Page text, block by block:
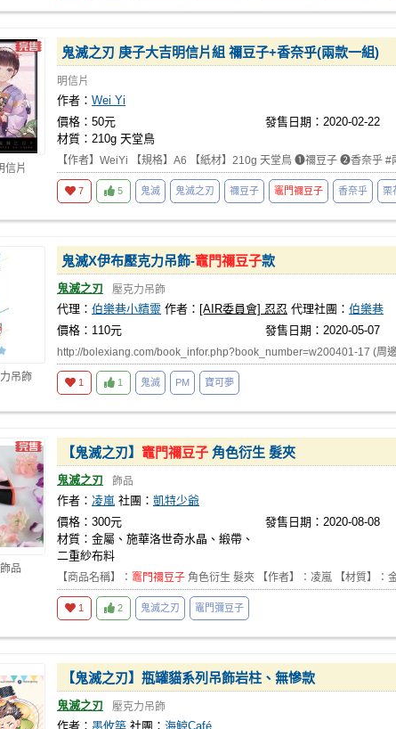
信片
鬼滅之刃 庚子大吉明信片組 禰豆子+香奈乎(兩款一組)
明信片
作者： Wei Yi
價格：50元
發售日期：2020-02-22
材質：210g 天堂鳥
【作者】WeiYi 【規格】A6 【紙材】210g 天堂鳥 ❶禰豆子 ❷香奈乎 #
7 5 鬼滅 鬼滅之刃 禰豆子 竈門禰豆子 香奈乎 栗
吊飾
鬼滅X伊布壓克力吊飾-竈門禰豆子款
鬼滅之刃 壓克力吊飾
代理： 伯樂巷小精靈 作者： [AIR委員會] 忍忍 代理社團： 伯樂巷
價格：110元
發售日期：2020-05-07
http://bolexiang.com/book_infor.php?book_number=w200401-17 (周
1 1 鬼滅 PM 寶可夢
品
【鬼滅之刃】 竈門禰豆子 角色衍生 髮夾
鬼滅之刃 飾品
作者： 凌嵐 社團： 凱特少爺
價格：300元
發售日期：2020-08-08
材質：金屬、施華洛世奇水晶、緞帶、
二重紗布料
【商品名稱】： 竈門禰豆子 角色衍生 髮夾 【作者】：凌嵐 【材質】：
1 2 鬼滅之刃 竈門彌豆子
【鬼滅之刃】瓶罐貓系列吊飾岩柱、無慘款
鬼滅之刃 壓克力吊飾
作者： 墨攸築 社團： 海鯨Café